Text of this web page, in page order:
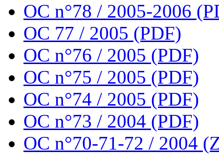
OC n°78 / 2005-2006
OC 77 / 2005 (PDF)
OC n°76 / 2005 (PDF)
OC n°75 / 2005 (PDF)
OC n°74 / 2005 (PDF)
OC n°73 / 2004 (PDF)
OC n°70-71-72 / 2004